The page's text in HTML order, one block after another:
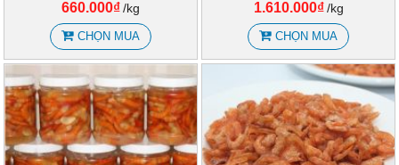
660.000₫/kg
CHỌN MUA
1.610.000₫ /kg
CHỌN MUA